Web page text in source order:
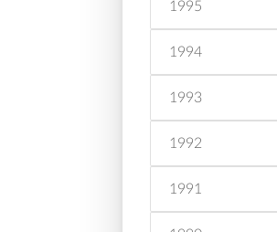
1995
1994
1993
1992
1991